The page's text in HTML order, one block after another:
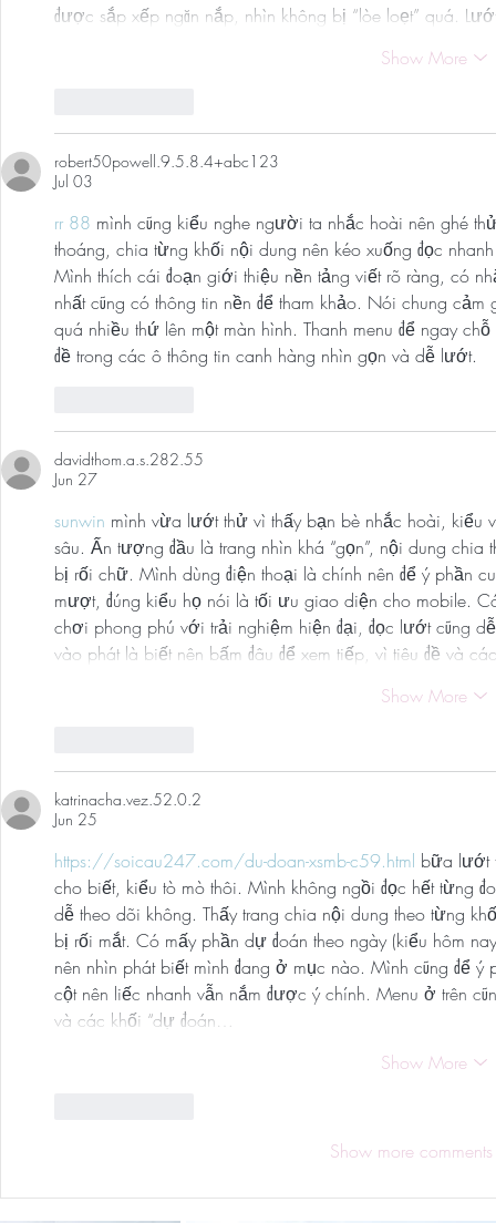
được sắp xếp ngăn nắp, nhìn không bị “lòe loẹt” quá.
Show More
robert50powell.9.5.8.4+abc123
Jul 03
rr 88 mình cũng kiểu nghe người ta nhắc hoài nên ghé
thoáng, chia từng khối nội dung nên kéo xuống đọc
Mình thích cái đoạn giới thiệu nền tảng viết rõ ràng, có
nhất cũng có thông tin nền để tham khảo. Nói chung
quá nhiều thứ lên một màn hình. Thanh menu để ngay
đề trong các ô thông tin canh hàng nhìn gọn và dễ lướt.
davidthom.a.s.282.55
Jun 27
sunwin mình vừa lướt thử vì thấy bạn bè nhắc hoài, kiểu
sâu. Ấn tượng đầu là trang nhìn khá “gọn”, nội dung
bị rối chữ. Mình dùng điện thoại là chính nên để ý phần
mượt, đúng kiểu họ nói là tối ưu giao diện cho mobile.
chơi phong phú với trải nghiệm hiện đại, đọc lướt cũng
vào phát là biết nên bấm đâu để xem tiếp, vì tiêu đề và
Show More
katrinacha.vez.52.0.2
Jun 25
https://soicau247.com/du-doan-xsmb-c59.html bữa lướt
cho biết, kiểu tò mò thôi. Mình không ngồi đọc hết từng
dễ theo dõi không. Thấy trang chia nội dung theo từng
bị rối mắt. Có mấy phần dự đoán theo ngày (kiểu hôm
nên nhìn phát biết mình đang ở mục nào. Mình cũng để
cột nên liếc nhanh vẫn nắm được ý chính. Menu ở trên
và các khối “dự đoán…
Show More
Show more comments